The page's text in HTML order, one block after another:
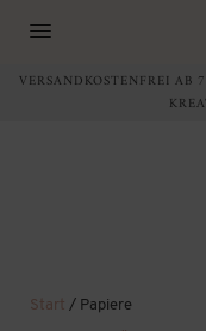
VERSANDKOSTENFREI
Start / Papiere